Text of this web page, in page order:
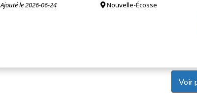
Ajouté le 2026-06-24 Nouvelle-Écosse
Voir